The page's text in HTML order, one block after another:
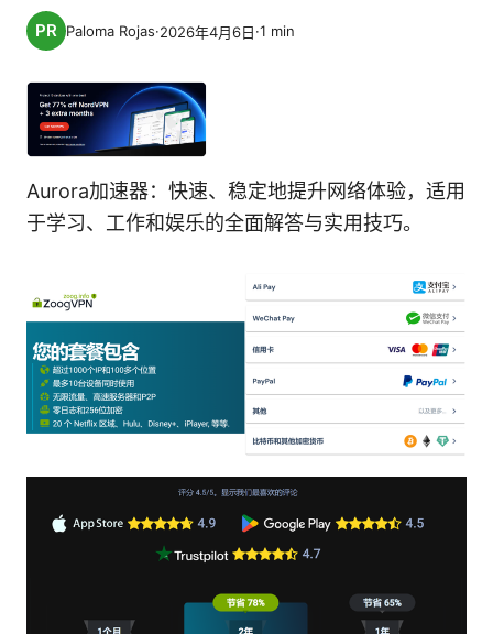
Paloma Rojas·2026年4月6日·1 min
Aurora加速器：快速、稳定地提升网络体验，适用
于学习、工作和娱乐的全面解答与实用技巧。